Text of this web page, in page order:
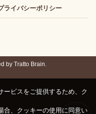
ライバシーポリシー
by Tratto Brain.
ービスをご提供するため、ク
合、クッキーの使用に同意い